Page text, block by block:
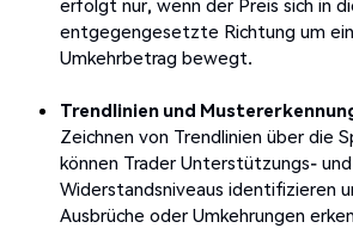
entgegengesetzte Richtung um
Umkehrbetrag bewegt.
Trendlinien und
Zeichnen von Trendlinien über die
können Trader Unterstützungs- und
Widerstandsniveaus identifizieren
Ausbrüche oder Umkehrungen